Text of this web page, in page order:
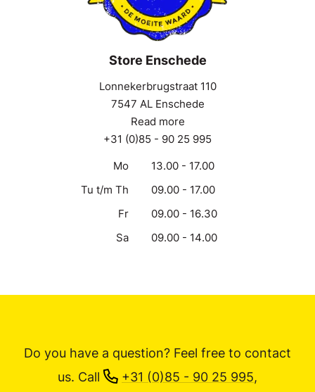
Store Enschede
Lonnekerbrugstraat 110
7547 AL Enschede
Read more
+31 (0)85 - 90 25 995
Mo
13.00 - 17.00
Tu t/m Th
09.00 - 17.00
Fr
09.00 - 16.30
Sa
09.00 - 14.00
Do you have a question? Feel free to contact
us. Call +31 (0)85 - 90 25 995,